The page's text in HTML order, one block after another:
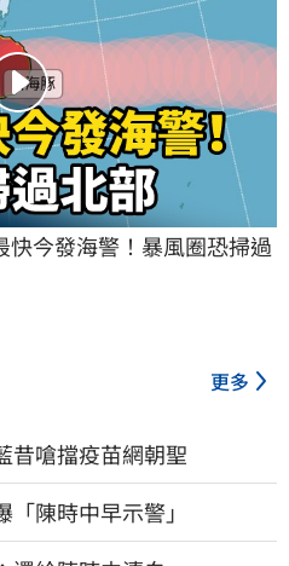
快今發海警！暴風圈恐掃過
更多
昔嗆擋疫苗網朝聖
陳時中早示警」